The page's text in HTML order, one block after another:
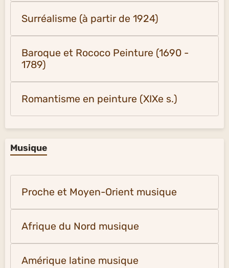
Surréalisme (à partir de 1924)
Baroque et Rococo Peinture (1690 -
1789)
Romantisme en peinture (XIXe s.)
Musique
Proche et Moyen-Orient musique
Afrique du Nord musique
Amérique latine musique